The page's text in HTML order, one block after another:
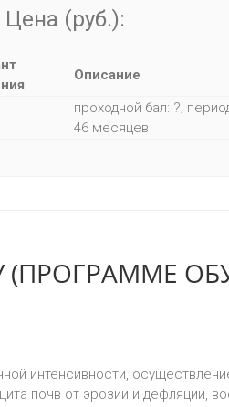
Цена (руб.):
Описание
проходной бал: ?;
46 месяцев
интенсивности,
почв от эрозии и дефляции,